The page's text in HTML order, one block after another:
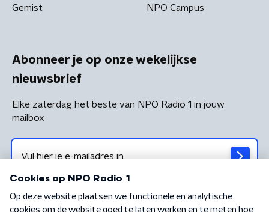
Gemist NPO Campus
Abonneer je op onze wekelijkse
nieuwsbrief
Elke zaterdag het beste van NPO Radio 1 in jouw
mailbox